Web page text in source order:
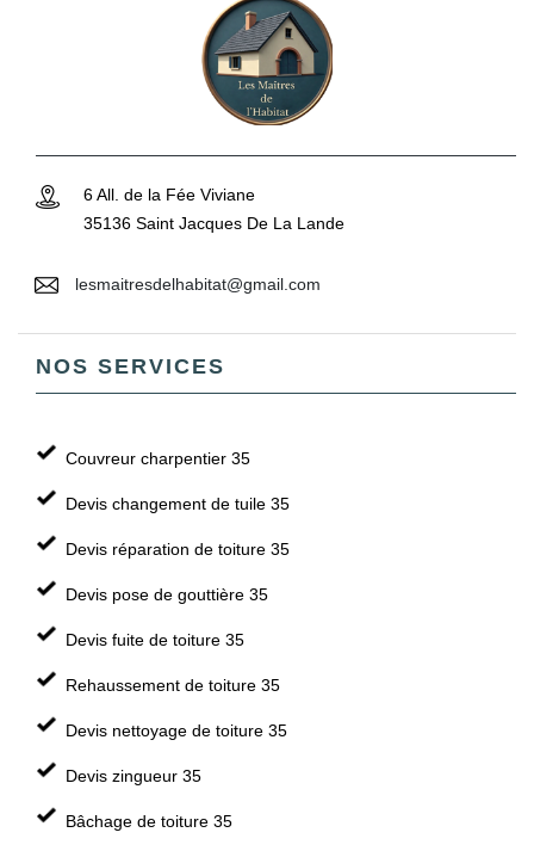
6 All. de la Fée Viviane
35136 Saint Jacques De La Lande
lesmaitresdelhabitat@gmail.com
NOS SERVICES
Couvreur charpentier 35
Devis changement de tuile 35
Devis réparation de toiture 35
Devis pose de gouttière 35
Devis fuite de toiture 35
Rehaussement de toiture 35
Devis nettoyage de toiture 35
Devis zingueur 35
Bâchage de toiture 35